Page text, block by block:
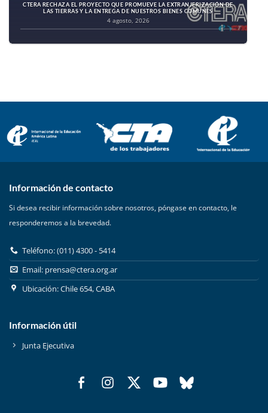
CTERA RECHAZA EL PROYECTO QUE PROMUEVE LA EXTRANJERIZACIÓN DE
LAS TIERRAS Y LA ENTREGA DE NUESTROS BIENES COMUNES
4 agosto, 2026
Información de contacto
Si desea recibir información sobre nosotros, póngase en contacto, le
responderemos a la brevedad.
Teléfono: (011) 4300 - 5414
Email: prensa@ctera.org.ar
Ubicación: Chile 654, CABA
Información útil
Junta Ejecutiva